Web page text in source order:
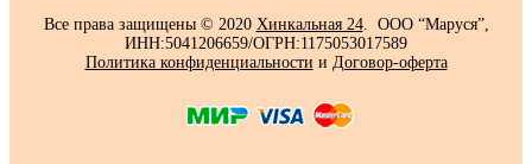
Все права защищены © 2020 Хинкальная 24. ООО “Маруся”,
ИНН:5041206659/ОГРН:1175053017589
Политика конфиденциальности‍ и Договор-оферта